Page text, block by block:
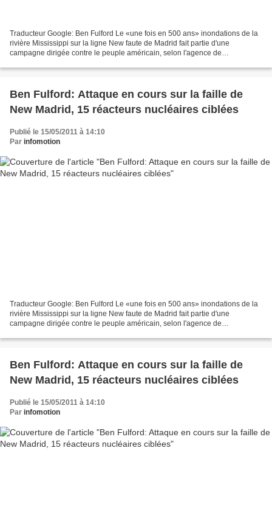
Traducteur Google: Ben Fulford Le «une fois en 500 ans» inondations de la
rivière Mississippi sur la ligne New faute de Madrid fait partie d'une
campagne dirigée contre le peuple américain, selon l'agence de
Ben Fulford: Attaque en cours sur la faille de
New Madrid, 15 réacteurs nucléaires ciblées
Publié le 15/05/2011 à 14:10
Par infomotion
Traducteur Google: Ben Fulford Le «une fois en 500 ans» inondations de la
rivière Mississippi sur la ligne New faute de Madrid fait partie d'une
campagne dirigée contre le peuple américain, selon l'agence de
Ben Fulford: Attaque en cours sur la faille de
New Madrid, 15 réacteurs nucléaires ciblées
Publié le 15/05/2011 à 14:10
Par infomotion